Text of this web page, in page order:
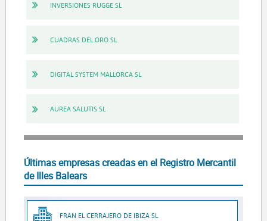
INVERSIONES RUGGE SL
CUADRAS DEL ORO SL
DIGITAL SYSTEM MALLORCA SL
AUREA SALUTIS SL
Últimas empresas creadas en el Registro Mercantil
de Illes Balears
FRAN EL CERRAJERO DE IBIZA SL